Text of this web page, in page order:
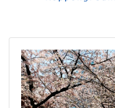
Previous